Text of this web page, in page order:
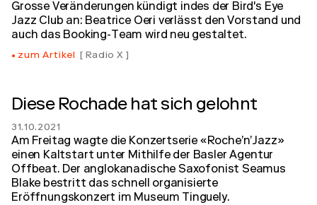
Grosse Veränderungen kündigt indes der Bird's Eye
Jazz Club an: Beatrice Oeri verlässt den Vorstand und
auch das Booking-Team wird neu gestaltet.
zum Artikel Radio X
Diese Rochade hat sich gelohnt
31.10.2021
Am Freitag wagte die Konzertserie «Roche’n’Jazz»
einen Kaltstart unter Mithilfe der Basler Agentur
Offbeat. Der anglokanadische Saxofonist Seamus
Blake bestritt das schnell organisierte
Eröffnungskonzert im Museum Tinguely.